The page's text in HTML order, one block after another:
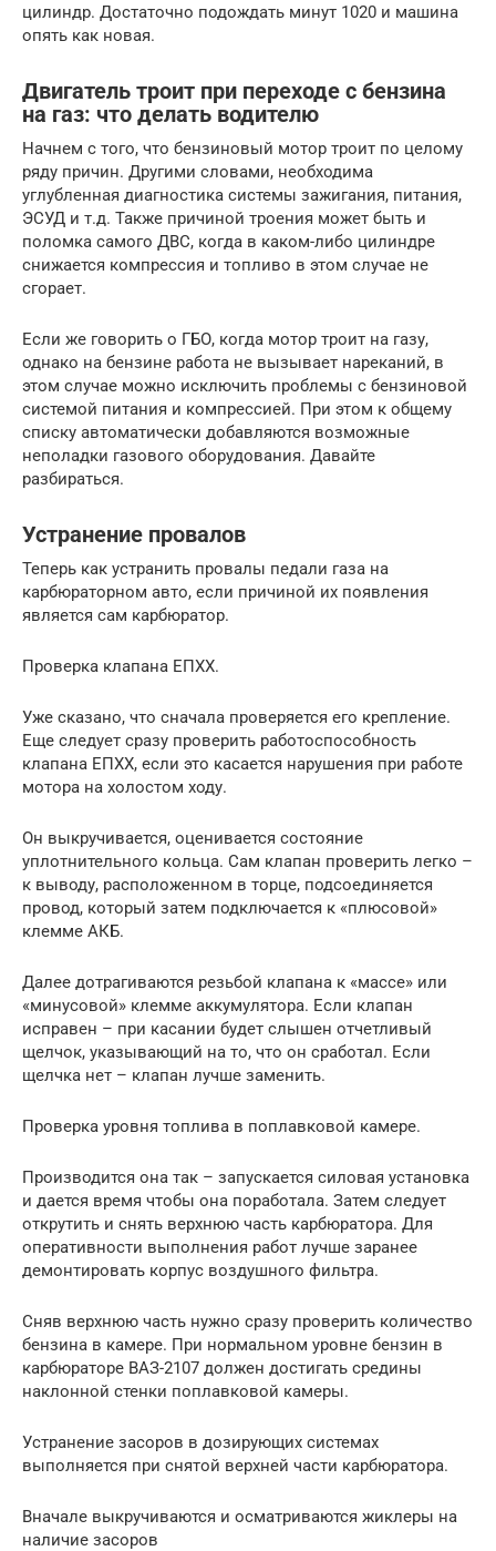
цилиндр. Достаточно подождать минут 1020 и машина
опять как новая.
Двигатель троит при переходе с бензина
на газ: что делать водителю
Начнем с того, что бензиновый мотор троит по целому
ряду причин. Другими словами, необходима
углубленная диагностика системы зажигания, питания,
ЭСУД и т.д. Также причиной троения может быть и
поломка самого ДВС, когда в каком-либо цилиндре
снижается компрессия и топливо в этом случае не
сгорает.
Если же говорить о ГБО, когда мотор троит на газу,
однако на бензине работа не вызывает нареканий, в
этом случае можно исключить проблемы с бензиновой
системой питания и компрессией. При этом к общему
списку автоматически добавляются возможные
неполадки газового оборудования. Давайте
разбираться.
Устранение провалов
Теперь как устранить провалы педали газа на
карбюраторном авто, если причиной их появления
является сам карбюратор.
Проверка клапана ЕПХХ.
Уже сказано, что сначала проверяется его крепление.
Еще следует сразу проверить работоспособность
клапана ЕПХХ, если это касается нарушения при работе
мотора на холостом ходу.
Он выкручивается, оценивается состояние
уплотнительного кольца. Сам клапан проверить легко –
к выводу, расположенном в торце, подсоединяется
провод, который затем подключается к «плюсовой»
клемме АКБ.
Далее дотрагиваются резьбой клапана к «массе» или
«минусовой» клемме аккумулятора. Если клапан
исправен – при касании будет слышен отчетливый
щелчок, указывающий на то, что он сработал. Если
щелчка нет – клапан лучше заменить.
Проверка уровня топлива в поплавковой камере.
Производится она так – запускается силовая установка
и дается время чтобы она поработала. Затем следует
открутить и снять верхнюю часть карбюратора. Для
оперативности выполнения работ лучше заранее
демонтировать корпус воздушного фильтра.
Сняв верхнюю часть нужно сразу проверить количество
бензина в камере. При нормальном уровне бензин в
карбюраторе ВАЗ-2107 должен достигать средины
наклонной стенки поплавковой камеры.
Устранение засоров в дозирующих системах
выполняется при снятой верхней части карбюратора.
Вначале выкручиваются и осматриваются жиклеры на
наличие засоров